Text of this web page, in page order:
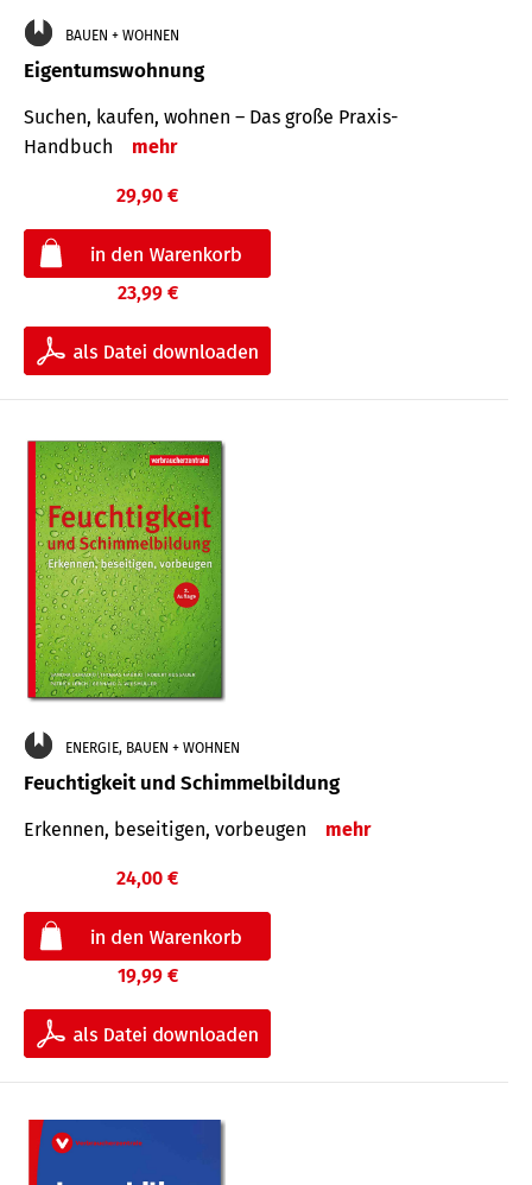
BAUEN + WOHNEN
Eigentumswohnung
Suchen, kaufen, wohnen – Das große Praxis-
Handbuch
mehr
29,90 €
23,99 €
ENERGIE, BAUEN + WOHNEN
Feuchtigkeit und Schimmelbildung
Erkennen, beseitigen, vorbeugen mehr
24,00 €
19,99 €